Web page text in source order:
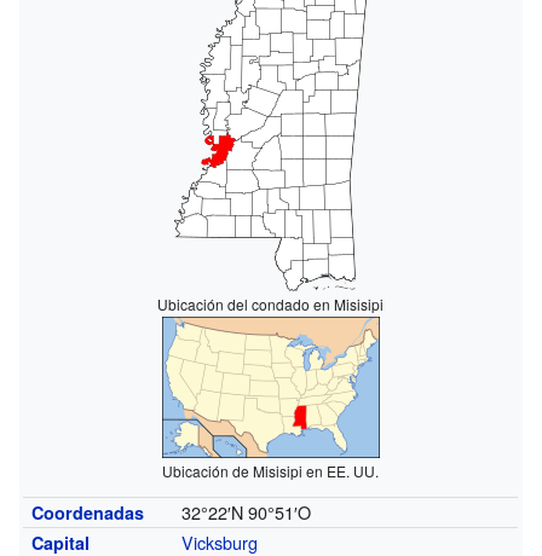
Ubicación del condado en Misisipi
Ubicación de Misisipi en EE. UU.
Coordenadas 32°22′N 90°51′O
Capital Vicksburg